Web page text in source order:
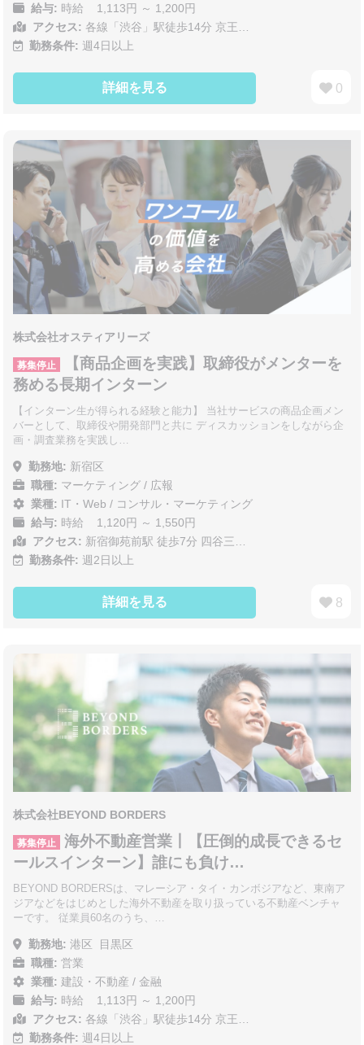
給与: 時給 1,113円 ～ 1,200円
アクセス: 各線「渋谷」駅徒歩14分 京王…
勤務条件: 週4日以上
詳細を見る 0
株式会社オスティアリーズ
募集停止
【商品企画を実践】取締役がメンターを
務める長期インターン
【インターン生が得られる経験と能力】 当社サービスの商品企画メン
バーとして、取締役や開発部門と共に ディスカッションをしながら企
画・調査業務を実践し…
勤務地: 新宿区
職種: マーケティング / 広報
業種: IT・Web / コンサル・マーケティング
給与: 時給 1,120円 ～ 1,550円
アクセス: 新宿御苑前駅 徒歩7分 四谷三…
勤務条件: 週2日以上
詳細を見る 8
株式会社BEYOND BORDERS
募集停止
海外不動産営業丨【圧倒的成長できるセ
ールスインターン】誰にも負け…
BEYOND BORDERSは、マレーシア・タイ・カンボジアなど、東南ア
ジアなどをはじめとした海外不動産を取り扱っている不動産ベンチャ
ーです。 従業員60名のうち、…
勤務地: 港区
目黒区
職種: 営業
業種: 建設・不動産 /金融
給与: 時給 1,113円 ～ 1,200円
アクセス: 各線「渋谷」駅徒歩14分 京王…
勤務条件: 週4日以上